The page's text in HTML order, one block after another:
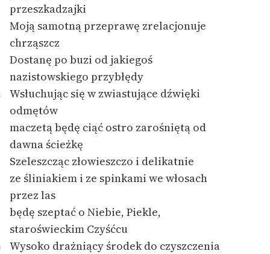
przeszkadzajki
Moją samotną przeprawę zrelacjonuje
chrząszcz
Dostanę po buzi od jakiegoś
nazistowskiego przybłędy
Wsłuchując się w zwiastujące dźwięki
odmętów
maczetą będę ciąć ostro zarośniętą od
dawna ścieżkę
Szeleszcząc złowieszczo i delikatnie
ze śliniakiem i ze spinkami we włosach
przez las
będę szeptać o Niebie, Piekle,
staroświeckim Czyśćcu
Wysoko drażniący środek do czyszczenia